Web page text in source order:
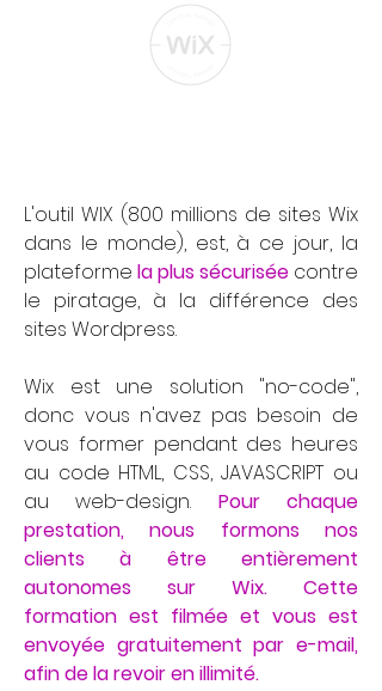
L'outil WIX (800 millions de sites Wix
dans le monde), est, à ce jour, la
plateforme la plus sécurisée contre
le piratage, à la différence des
sites Wordpress.
Wix est une solution "no-code",
donc vous n'avez pas besoin de
vous former pendant des heures
au code HTML, CSS, JAVASCRIPT ou
au web-design. Pour chaque
prestation, nous formons nos
clients à être entièrement
autonomes sur Wix. Cette
formation est filmée et vous est
envoyée gratuitement par e-mail,
afin de la revoir en illimité.